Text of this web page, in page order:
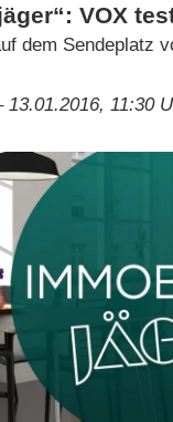
VOX
dem Sendeplatz
13.01.2016, 11:30